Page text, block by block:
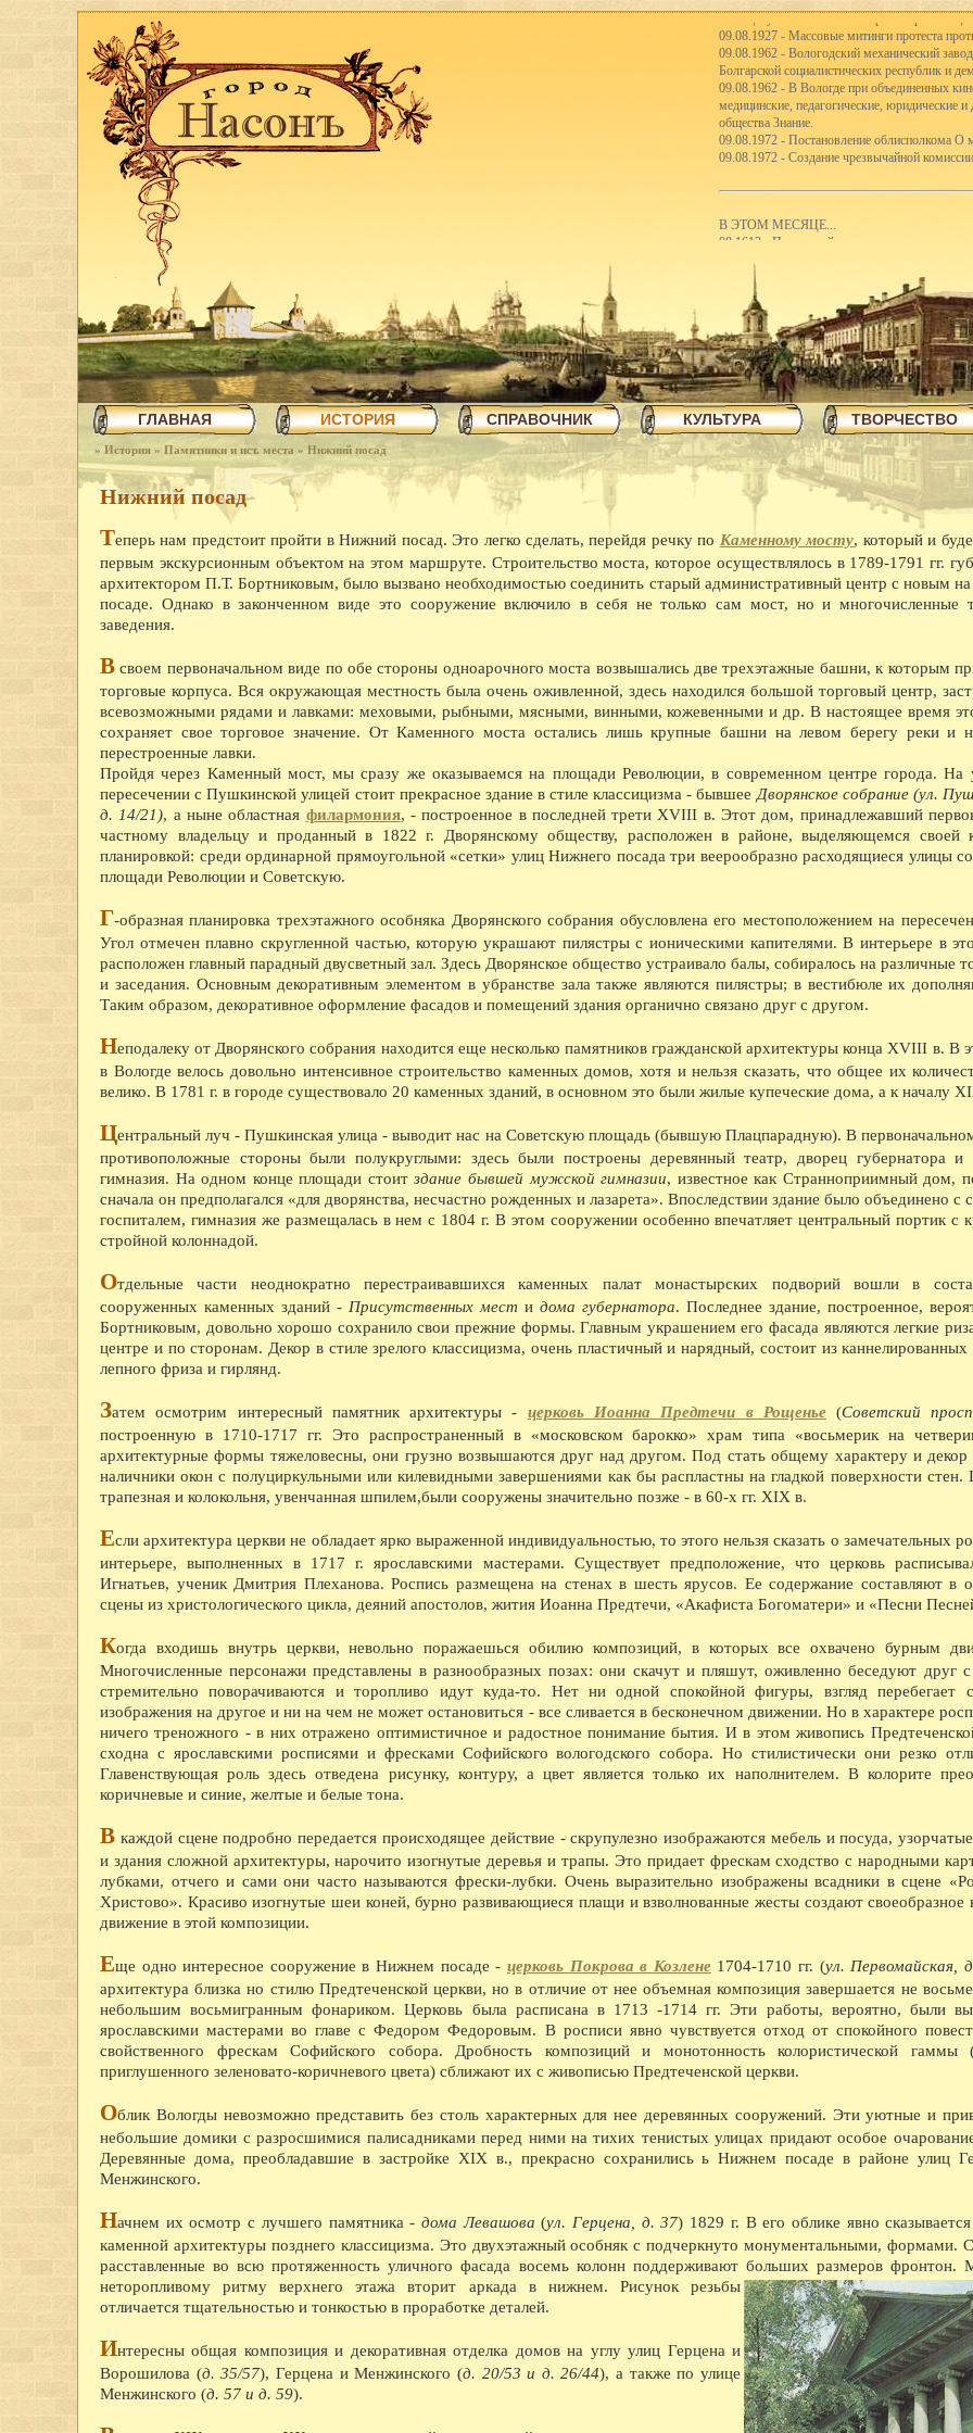
на защиту завоеваний Октябрьской
09.08.1927 - Массовые митинги протеста
09.08.1962 - Вологодский механический
Болгарской социалистических республик и
09.08.1962 - В Вологде при объединенных
медицинские, педагогические, юридические
общества Знание.
09.08.1972 - Постановление облисполкома О
09.08.1972 - Создание чрезвычайной
В ЭТОМ МЕСЯЦЕ...
08.1613 - По царской грамоте на имя
08.1903 - Участие Вологодской губернии в
08.1921 - Реорганизация школьной системы.
первые школы-семилетки. В 192122 учебном
школ II ступени.
08.1923 - Вологодским губсоюзом
08.1926 - Сбор пожертвований семьям
08.1926 - Объявлен уездный конкурс на
08.1926 - Открытие полей ассенизации.
08.1935 - Инструментальный цех завода
отправляли в Ярославль.
08.1940 - В Чарозерский район выехала
первобытных людей.
08.1940 - По примеру ферганских
закончили строительство тракта Вологда-
08.1940 - Как сообщает газета Красный
пятиэтажный жилой дом на 57 квартир,
насосной станции.
08.1940 - На заводе Северный коммунар
марок лесовозов, и имеющего скорость 45
лесовоз в Советском Союзе.
08.1941 - В ответ на наглое нападение
обеспечили выполнение и перевыполнение
явился ВПВРЗ, которому присуждено
08.1941 - На Вологодском железнодорожном
Весь заработок перечислен в фонд обороны.
08.1945 - На ВПВРЗ начался выпуск товаров
ширпотреба на швейной фабрике 1 на
08.1945 - Коллектив пристани Вологда занял
08.1954 - Гастрольные спектакли Калужского
08.1955 - Археологические раскопки в
08.1960 - Бригаде кузнецов ВПВРЗ,
08.1960 - В два с лишним раза выросла
обеспечении.
08.1962 - Центральный и областной дома
хоровое общество провели первый в стране
Владимирской, Ивановской, Ярославской,
приняли участие композиторы А.С.
Сергиевская и хормейстер Е.П. Леденев.
08.1962 - С большим успехом прошли
08.1965 - Вступила в строй АТС.
08.1968 - Выставка в ДКЖ, посвященная
08.1969 - Начало строительства у д.
08.1969 - Сдано в эксплуатацию новое
08.1970 - В Вологде шли съемки кинофильма
08.1972 - На тепличном комбинате сдана
08.1987 - В Вологде одиннадцать 12-этажных
ДЕСЯТИЛЕТИЯ НАЗАД...
1366 - По указу великого князя Дмитрия
ограбление московских купцов в городе
1386 - Участие вологжан в походе Дмитрия
1426 - Моровое поветрие.
Ламский окончательно вошли в состав
1486 - Великий князь Иоанн III по взятии
его семейства в Вологду под стражу.
1536 - Расширение городских укреплений.
1636 - Пожар деревянной части городских
меньшего размера. Все башни были покрыты
неприятеля.
1686 - Фресковая роспись Софийского
1716 - Учреждение цифирной школы.
1716 - Фресковая роспись летней церкви
1766 - Первая попытка разведения картофеля
колонны у здания Биржи, колонны
1776 - Родился М.Я.Мудров, выдающийся врач-
профессор Московского университета. Умер
1786 - Открыто главное народное училище с
1796 - Родился А.А.Альфонский. доктор
1826 - Умер А.Ф.Фортунатов, автор работы О
Вологодского уезда.
1846 - Через р.Золотуху построен
1866 - В Вологду сослан В.В.Берви-
написана книга Положение рабочего класса
1886 - Родился В.К. Панов, старейший краевед.
1916 - В Вологодской епархии
В ЭТОТ ДЕНЬ...
09.08.1927 - Массовые митинги протеста
09.08.1962 - Вологодский механический
Болгарской социалистических республик и
09.08.1962 - В Вологде при объединенных
медицинские, педагогические, юридические
В ЭТОМ МЕСЯЦЕ...
08.1613 - По царской грамоте на имя
Каргополь и Вага с правом суда и сбора
08.1903 - Участие Вологодской губернии в
первые школы-семилетки. В 192122 учебном
школ II ступени.
08.1923 - Вологодским губсоюзом
08.1926 - Сбор пожертвований семьям
отправляли в Ярославль.
08.1940 - В Чарозерский район выехала
первобытных людей.
08.1940 - По примеру ферганских
закончили строительство тракта Вологда-
08.1940 - Как сообщает газета Красный
пятиэтажный жилой дом на 57 квартир,
насосной станции.
08.1940 - На заводе Северный коммунар
марок лесовозов, и имеющего скорость 45
лесовоз в Советском Союзе.
08.1941 - В ответ на наглое нападение
ГЛАВНАЯ ИСТОРИЯ СПРАВОЧНИК КУЛЬТУРА ТВОРЧЕСТВО
» История » Памятники и ист. места » Нижний посад
Нижний посад
Теперь нам предстоит пройти в Нижний посад. Это легко сделать, перейдя речку по Каменному мосту, который и
первым экскурсионным объектом на этом маршруте. Строительство моста, которое осуществлялось в 1789-1791 гг.
архитектором П.Т. Бортниковым, было вызвано необходимостью соединить старый административный центр с новым
посаде. Однако в законченном виде это сооружение включило в себя не только сам мост, но и многочисленные
заведения.
В своем первоначальном виде по обе стороны одноарочного моста возвышались две трехэтажные башни, к которым
торговые корпуса. Вся окружающая местность была очень оживленной, здесь находился большой торговый центр,
всевозможными рядами и лавками: меховыми, рыбными, мясными, винными, кожевенными и др. В настоящее время
сохраняет свое торговое значение. От Каменного моста остались лишь крупные башни на левом берегу реки и
перестроенные лавки.
Пройдя через Каменный мост, мы сразу же оказываемся на площади Революции, в современном центре города. На
пересечении с Пушкинской улицей стоит прекрасное здание в стиле классицизма - бывшееДворянское собрание (ул.
д. 14/21), а ныне областная филармония, - построенное в последней трети XVIII в. Этот дом, принадлежавший
частному владельцу и проданный в 1822 г. Дворянскому обществу, расположен в районе, выделяющемся своей
планировкой: среди ординарной прямоугольной «сетки» улиц Нижнего посада три веерообразно расходящиеся улицы
площади Революции и Советскую.
Г-образная планировка трехэтажного особняка Дворянского собрания обусловлена его местоположением на
Угол отмечен плавно скругленной частью, которую украшают пилястры с ионическими капителями. В интерьере в
расположен главный парадный двусветный зал. Здесь Дворянское общество устраивало балы, собиралось на различные
и заседания. Основным декоративным элементом в убранстве зала также являются пилястры; в вестибюле их
Таким образом, декоративное оформление фасадов и помещений здания органично связано друг с другом.
Неподалеку от Дворянского собрания находится еще несколько памятников гражданской архитектуры конца XVIII в. В
в Вологде велось довольно интенсивное строительство каменных домов, хотя и нельзя сказать, что общее их
велико. В 1781 г. в городе существовало 20 каменных зданий, в основном это были жилые купеческие дома, а к началу
Центральный луч - Пушкинская улица - выводит нас на Советскую площадь (бывшую Плацпарадную). В
противоположные стороны были полукруглыми: здесь были построены деревянный театр, дворец губернатора и
гимназия. На одном конце площади стоитздание бывшей мужской гимназии, известное как Странноприимный дом,
сначала он предполагался «для дворянства, несчастно рожденных и лазарета». Впоследствии здание было объединено с
госпиталем, гимназия же размещалась в нем с 1804 г. В этом сооружении особенно впечатляет центральный портик с
стройной колоннадой.
Отдельные части неоднократно перестраивавшихся каменных палат монастырских подворий вошли в
сооруженных каменных зданий - Присутственных мест и дома губернатора. Последнее здание, построенное,
Бортниковым, довольно хорошо сохранило свои прежние формы. Главным украшением его фасада являются легкие
центре и по сторонам. Декор в стиле зрелого классицизма, очень пластичный и нарядный, состоит из каннелированных
лепного фриза и гирлянд.
Затем осмотрим интересный памятник архитектуры - церковь Иоанна Предтечи в Рощенье(Советский
построенную в 1710-1717 гг. Это распространенный в «московском барокко» храм типа «восьмерик на
архитектурные формы тяжеловесны, они грузно возвышаются друг над другом. Под стать общему характеру и декор
наличники окон с полуциркульными или килевидными завершениями как бы распластны на гладкой поверхности
трапезная и колокольня, увенчанная шпилем,были сооружены значительно позже - в 60-х гг. XIX в.
Если архитектура церкви не обладает ярко выраженной индивидуальностью, то этого нельзя сказать о замечательных
интерьере, выполненных в 1717 г. ярославскими мастерами. Существует предположение, что церковь
Игнатьев, ученик Дмитрия Плеханова. Роспись размещена на стенах в шесть ярусов. Ее содержание составляют в
сцены из христологического цикла, деяний апостолов, жития Иоанна Предтечи, «Акафиста Богоматери» и «Песни
Когда входишь внутрь церкви, невольно поражаешься обилию композиций, в которых все охвачено бурным
Многочисленные персонажи представлены в разнообразных позах: они скачут и пляшут, оживленно беседуют друг
стремительно поворачиваются и торопливо идут куда-то. Нет ни одной спокойной фигуры, взгляд перебегает
изображения на другое и ни на чем не может остановиться - все сливается в бесконечном движении. Но в характере
ничего треножного - в них отражено оптимистичное и радостное понимание бытия. И в этом живопись
сходна с ярославскими росписями и фресками Софийского вологодского собора. Но стилистически они резко
Главенствующая роль здесь отведена рисунку, контуру, а цвет является только их наполнителем. В колорите
коричневые и синие, желтые и белые тона.
В каждой сцене подробно передается происходящее действие - скрупулезно изображаются мебель и посуда,
и здания сложной архитектуры, нарочито изогнутые деревья и трапы. Это придает фрескам сходство с народными
лубками, отчего и сами они часто называются фрески-лубки. Очень выразительно изображены всадники в сцене
Христово». Красиво изогнутые шеи коней, бурно развивающиеся плащи и взволнованные жесты создают своеобразное
движение в этой композиции.
Еще одно интересное сооружение в Нижнем посаде - церковь Покрова в Козлене1704-1710 гг. (yл. Первомайская,
архитектура близка но стилю Предтеченской церкви, но в отличие от нее объемная композиция завершается не
небольшим восьмигранным фонариком. Церковь была расписана в 1713 -1714 гг. Эти работы, вероятно, были
ярославскими мастерами во главе с Федором Федоровым. В росписи явно чувствуется отход от спокойного
свойственного фрескам Софийского собора. Дробность композиций и монотонность колористической гаммы
приглушенного зеленовато-коричневого цвета) сближают их с живописью Предтеченской церкви.
Облик Вологды невозможно представить без столь характерных для нее деревянных сооружений. Эти уютные и
небольшие домики с разросшимися палисадниками перед ними на тихих тенистых улицах придают особое
Деревянные дома, преобладавшие в застройке XIX в., прекрасно сохранились ь Нижнем посаде в районе улиц
Менжинского.
Начнем их осмотр с лучшего памятника - дома Левашова (ул. Герцена, д. 37) 1829 г. В его облике явно
каменной архитектуры позднего классицизма. Это двухэтажный особняк с подчеркнуто монументальными, формами.
расставленные во всю протяженность уличного фасада восемь колонн поддерживают больших размеров фронтон.
неторопливому ритму верхнего этажа вторит аркада в нижнем. Рисунок резьбы
отличается тщательностью и тонкостью в проработке деталей.
Интересны общая композиция и декоративная отделка домов на углу улиц Герцена и
Ворошилова (д. 35/57), Герцена и Менжинского (д. 20/53 и д. 26/44), а также по улице
Менжинского (д. 57 и д. 59).